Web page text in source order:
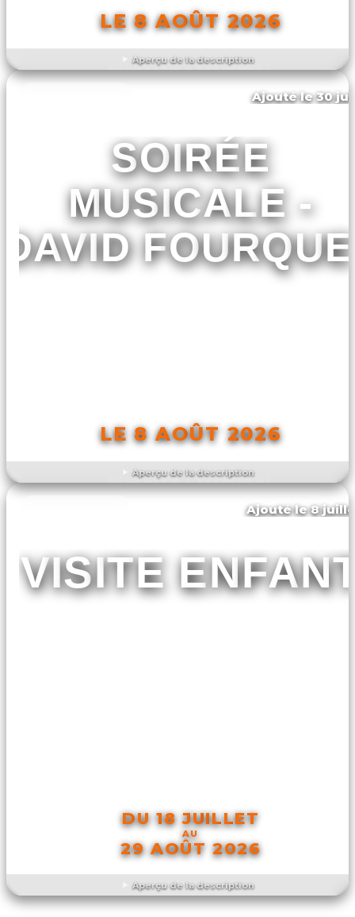
Aperçu de la description
LE 8 AOÛT 2026
DÉCOUVRIR L'ÉVÉNEMENT
Aperçu de la description
Ajouté le 30
SOIRÉE
MUSICALE -
DAVID
LE 8 AOÛT 2026
DÉCOUVRIR L'ÉVÉNEMENT
Aperçu de la description
Ajouté le 8
VISITE
DU 18 JUILLET
AU
29 AOÛT 2026
DÉCOUVRIR L'ÉVÉNEMENT